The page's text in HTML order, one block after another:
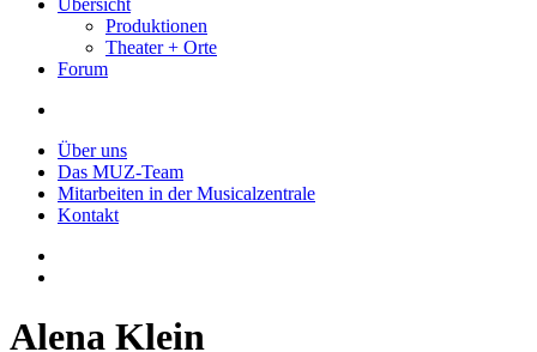
Übersicht
Produktionen
Theater + Orte
Forum
Über uns
Das MUZ-Team
Mitarbeiten in der Musicalzentrale
Kontakt
Alena Klein